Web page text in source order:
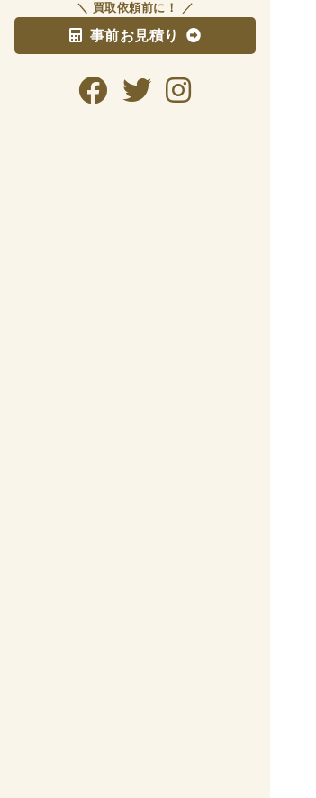
＼ 買取依頼前に！ ／
事前お見積り